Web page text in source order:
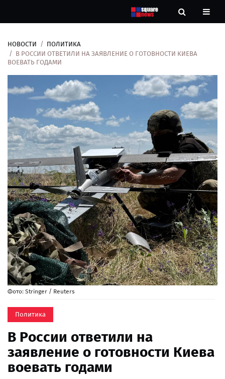
Новости
Рубрики
О
нас
НОВОСТИ
ПОЛИТИКА
В РОССИИ ОТВЕТИЛИ НА ЗАЯВЛЕНИЕ О ГОТОВНОСТИ КИЕВА
ВОЕВАТЬ ГОДАМИ
Фото: Stringer / Reuters
Политика
В России ответили на
заявление о готовности Киева
воевать годами